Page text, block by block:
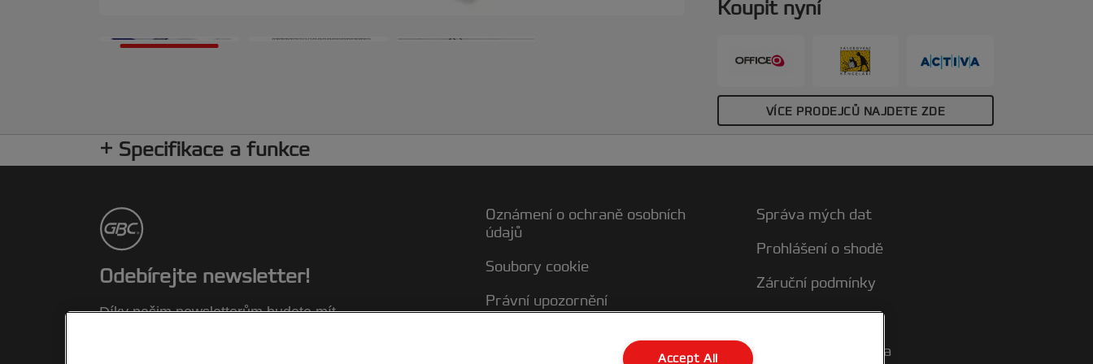
možnosti vyjmutí, takže si můžete být jistí,
i naprosto zabezpečená. Hřbety 21-Loop
jsou vhodné pro víceúčelové
21smyčkové hřbety. Barva: černá. Průměr
12 mm. Lze svázat až 130 listů. Balení:
Koupit nyní
VÍCE PRODEJCŮ NAJDETE ZDE
Specifikace a funkce
Odebírejte newsletter!
Díky našim newsletterům budete mít
Oznámení o ochraně osobních
údajů
Soubory cookie
Právní upozornění
Správa mých dat
Prohlášení o shodě
Záruční podmínky
Mapa stránek
Zákaznická podpora
Accept All